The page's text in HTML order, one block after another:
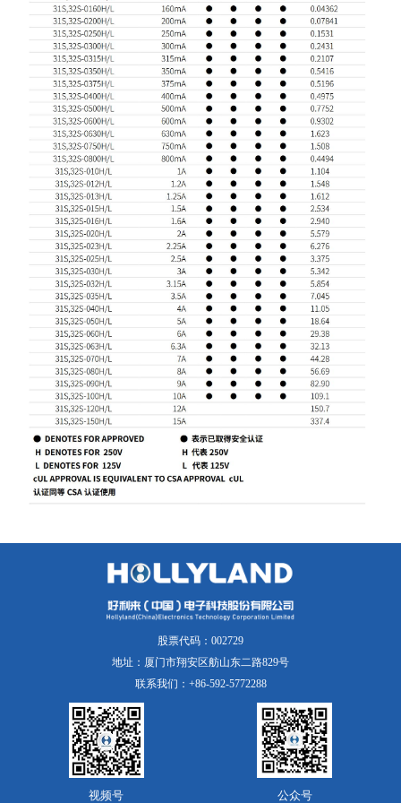
股票代码：002729
地址：厦门市翔安区舫山东二路829号
联系我们：+86-592-5772288
视频号 公众号